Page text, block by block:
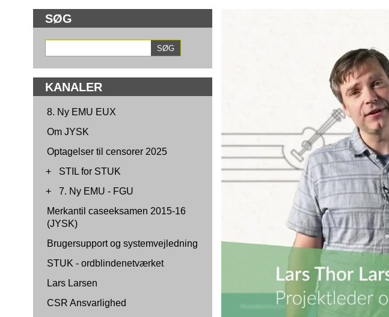
SØG
KANALER
8. Ny EMU EUX
Om JYSK
Optagelser til censorer 2025
+
STIL for STUK
+
7. Ny EMU - FGU
Merkantil caseeksamen 2015-16
(JYSK)
Brugersupport og systemvejledning
STUK - ordblindenetværket
Lars Larsen
CSR Ansvarlighed